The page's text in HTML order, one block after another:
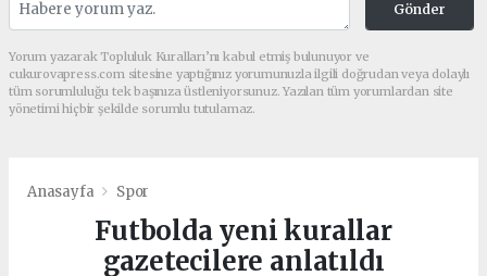
Gönder
Yorum yazarak Topluluk Kuralları’nı kabul etmiş bulunuyor ve
cukurovapress.com sitesine yaptığınız yorumunuzla ilgili doğrudan veya dolaylı
tüm sorumluluğu tek başınıza üstleniyorsunuz. Yazılan tüm yorumlardan site
yönetimi hiçbir şekilde sorumlu tutulamaz.
Anasayfa Spor
Futbolda yeni kurallar
gazetecilere anlatıldı